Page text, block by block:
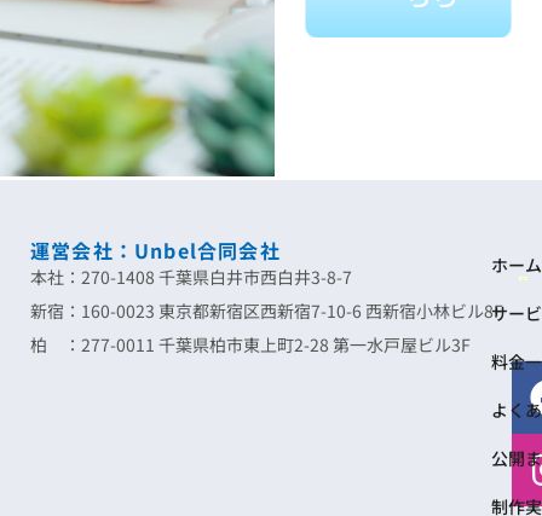
運営会社：Unbel合同会社
本社：270-1408 千葉県白井市西白井3-8-7
新宿：160-0023 東京都新宿区西新宿7-10-6 西新宿小林ビル8F
柏 ：277-0011 千葉県柏市東上町2-28 第一水戸屋ビル3F
ホーム
サー
料金
よく
公開
制作